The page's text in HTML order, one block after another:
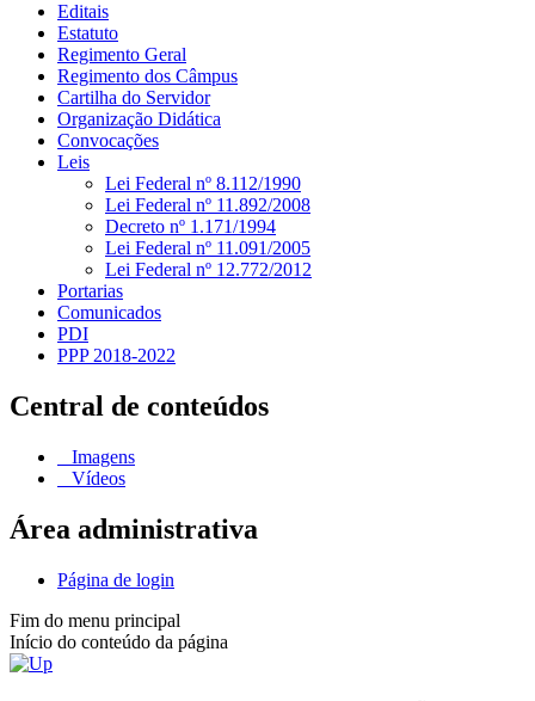
Editais
Estatuto
Regimento Geral
Regimento dos Câmpus
Cartilha do Servidor
Organização Didática
Convocações
Leis
Lei Federal nº 8.112/1990
Lei Federal nº 11.892/2008
Decreto nº 1.171/1994
Lei Federal nº 11.091/2005
Lei Federal nº 12.772/2012
Portarias
Comunicados
PDI
PPP 2018-2022
Central de conteúdos
Imagens
Vídeos
Área administrativa
Página de login
Fim do menu principal
Início do conteúdo da página